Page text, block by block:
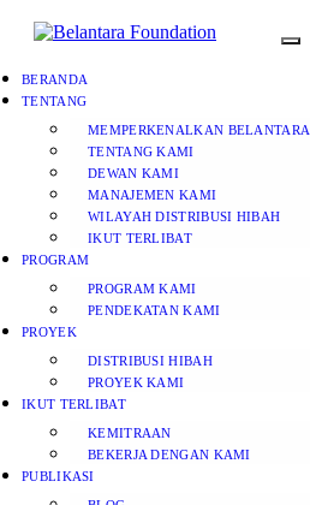
BERANDA
TENTANG
MEMPERKENALKAN BELANTARA
TENTANG KAMI
DEWAN KAMI
MANAJEMEN KAMI
WILAYAH DISTRIBUSI HIBAH
IKUT TERLIBAT
PROGRAM
PROGRAM KAMI
PENDEKATAN KAMI
PROYEK
DISTRIBUSI HIBAH
PROYEK KAMI
IKUT TERLIBAT
KEMITRAAN
BEKERJA DENGAN KAMI
PUBLIKASI